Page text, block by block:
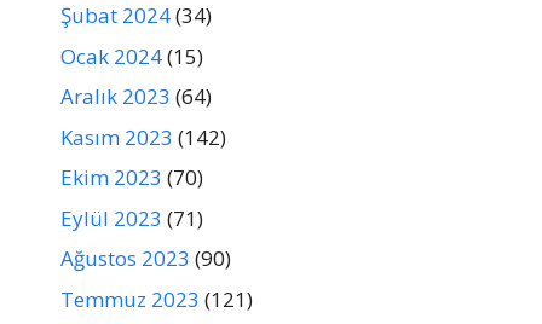
Şubat 2024(34)
Ocak 2024(15)
Aralık 2023 (64)
Kasım 2023 (142)
Ekim 2023 (70)
Eylül 2023 (71)
Ağustos 2023 (90)
Temmuz 2023 (121)